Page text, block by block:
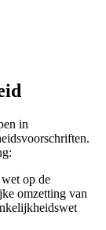
in
op de
omzetting van